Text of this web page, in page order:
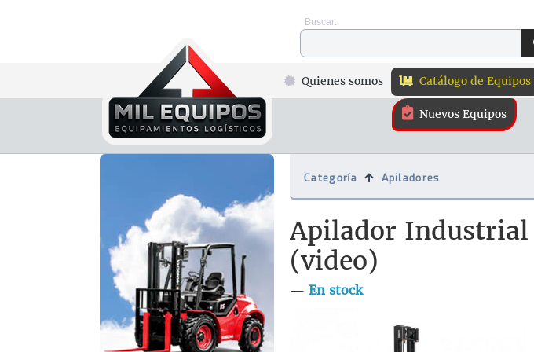
Buscar:
Quienes somos Catálogo de Equipos
Nuevos Equipos
Categoría Apiladores
Apilador Industrial
(video)
— En stock